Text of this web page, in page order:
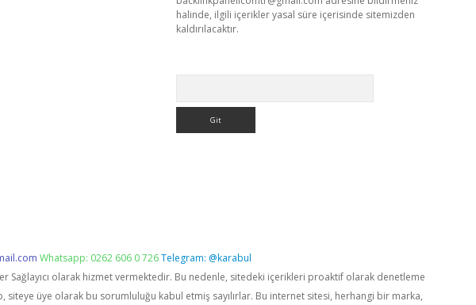
halinde, ilgili içerikler yasal süre içerisinde sitemizden
kaldırılacaktır.
Whatsapp: 0262 606 0 726Telegram: @karabul
Sağlayıcı olarak hizmet vermektedir. Bu nedenle, sitedeki içerikleri proaktif olarak denetleme
üye olarak bu sorumluluğu kabul etmiş sayılırlar. Bu internet sitesi, herhangi bir marka,